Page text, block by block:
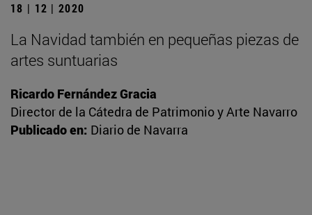
18 | 12 | 2020
La Navidad también en pequeñas piezas de
artes suntuarias
Ricardo Fernández Gracia
Director de la Cátedra de Patrimonio y Arte Navarro
Publicado en: Diario de Navarra